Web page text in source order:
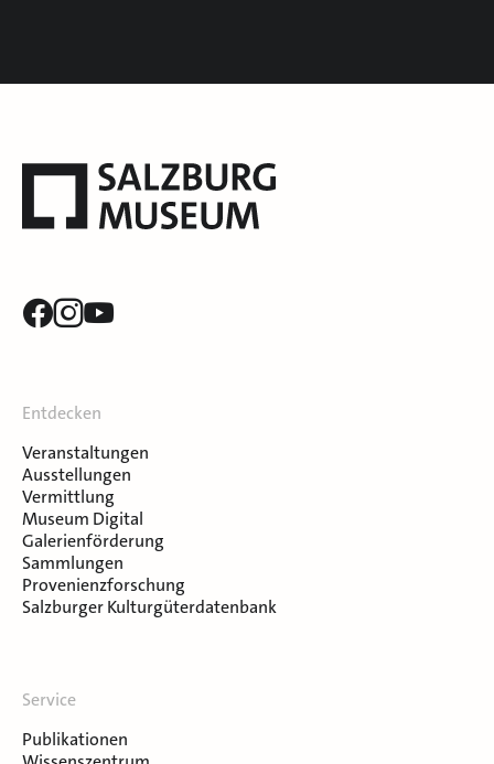
Entdecken
Veranstaltungen
Ausstellungen
Vermittlung
Museum Digital
Galerienförderung
Sammlungen
Provenienzforschung
Salzburger Kulturgüterdatenbank
Service
Publikationen